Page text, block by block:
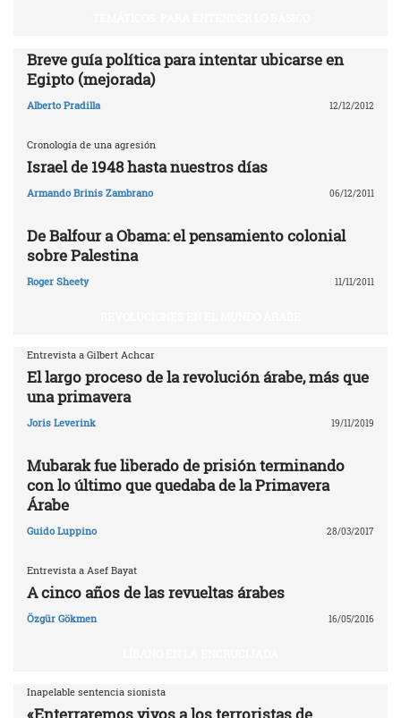
Breve guía política para intentar ubicarse en
Egipto (mejorada)
Alberto Pradilla 12/12/2012
Cronología de una agresión
Israel de 1948 hasta nuestros días
Armando Brinis Zambrano 06/12/2011
De Balfour a Obama: el pensamiento colonial
sobre Palestina
Roger Sheety 11/11/2011
Entrevista a Gilbert Achcar
El largo proceso de la revolución árabe, más que
una primavera
Joris Leverink 19/11/2019
Mubarak fue liberado de prisión terminando
con lo último que quedaba de la Primavera
Árabe
Guido Luppino 28/03/2017
Entrevista a Asef Bayat
A cinco años de las revueltas árabes
Özgür Gökmen 16/05/2016
Inapelable sentencia sionista
«Enterraremos vivos a los terroristas de